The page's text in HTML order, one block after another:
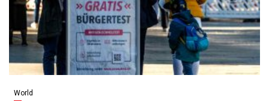
World